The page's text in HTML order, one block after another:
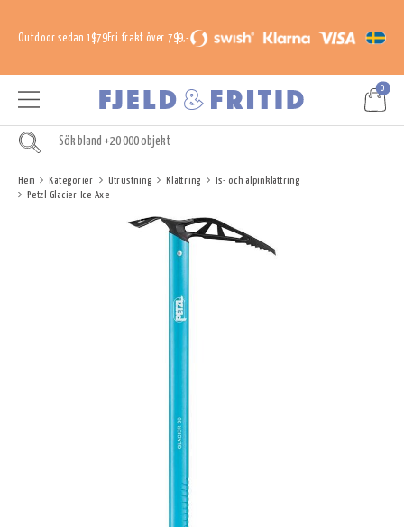
Outdoor sedan 1979Fri frakt över 799,-
0
Hem Kategorier Utrustning Klättring
Is- och alpinklättring
Petzl Glacier Ice Axe